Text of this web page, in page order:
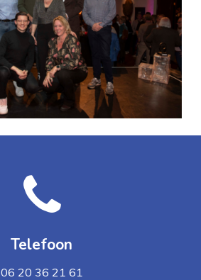
Telefoon
06 20 36 21 61